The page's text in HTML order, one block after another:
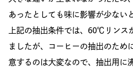
あったとしても味に影響が少ない
上記の抽出条件では、60℃リンス
ましたが、コーヒーの抽出のた
意するのは大変なので、抽出用